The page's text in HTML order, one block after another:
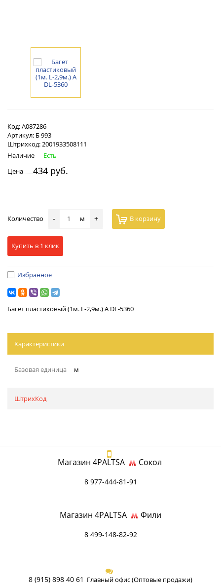
Код:А087286
Артикул: Б 993
Штрихкод: 2001933508111
Наличие
Есть
Цена
434 руб.
Количество - м + В корзину
Купить в 1 клик
Избранное
Багет пластиковый (1м. L-2,9м.) A DL-5360
Характеристики
Базовая единица м
ШтрихКод
Магазин 4PALTSA Сокол
8 977-444-81-91
Магазин 4PALTSA Фили
8 499-148-82-92
8 (915) 898 40 61 Главный офис (Оптовые продажи)